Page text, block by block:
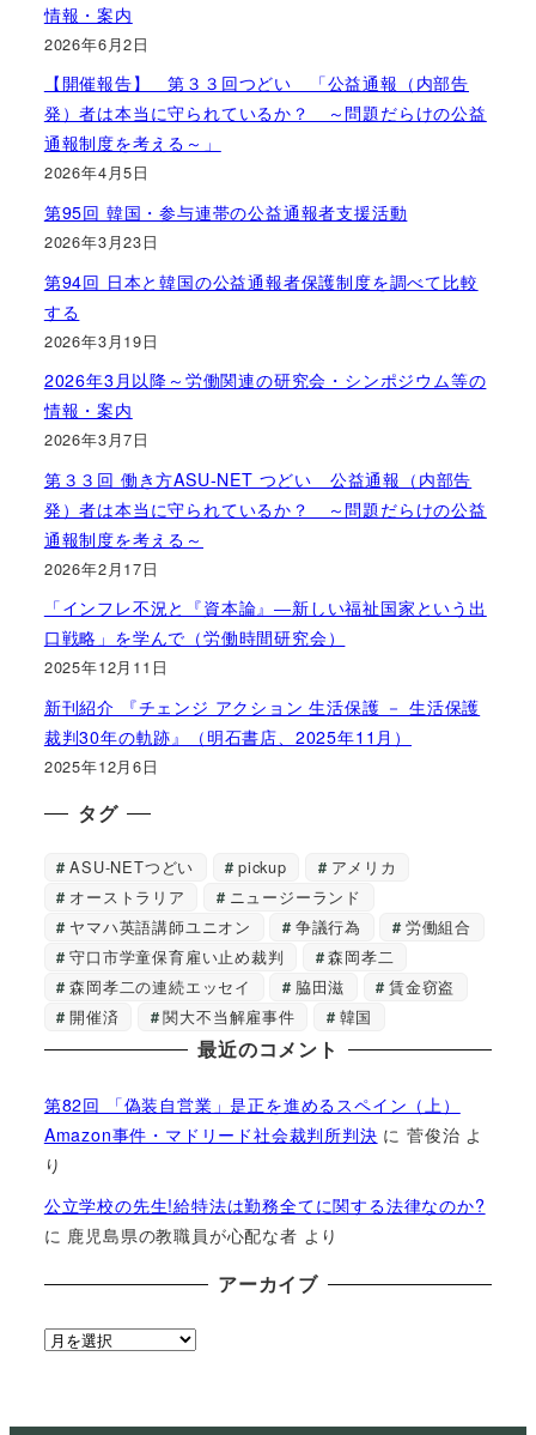
情報・案内
2026年6月2日
【開催報告】 第３３回つどい 「公益通報（内部告
発）者は本当に守られているか？ ～問題だらけの公益
通報制度を考える～」
2026年4月5日
第95回 韓国・参与連帯の公益通報者支援活動
2026年3月23日
第94回 日本と韓国の公益通報者保護制度を調べて比較
する
2026年3月19日
2026年3月以降～労働関連の研究会・シンポジウム等の
情報・案内
2026年3月7日
第３３回 働き方ASU-NET つどい 公益通報（内部告
発）者は本当に守られているか？ ～問題だらけの公益
通報制度を考える～
2026年2月17日
「インフレ不況と『資本論』―新しい福祉国家という出
口戦略」を学んで（労働時間研究会）
2025年12月11日
新刊紹介 『チェンジ アクション 生活保護 － 生活保護
裁判30年の軌跡』（明石書店、2025年11月）
2025年12月6日
タグ
ASU-NETつどい pickup
アメリカ
オーストラリア
ニュージーランド
ヤマハ英語講師ユニオン
争議行為
労働組合
守口市学童保育雇い止め裁判
森岡孝二
森岡孝二の連続エッセイ
脇田滋
賃金窃盗
開催済
関大不当解雇事件 韓国
最近のコメント
第82回 「偽装自営業」是正を進めるスペイン（上）
Amazon事件・マドリード社会裁判所判決 に菅俊治 よ
り
公立学校の先生!給特法は勤務全てに関する法律なのか?
に 鹿児島県の教職員が心配な者 より
アーカイブ
ア
イ